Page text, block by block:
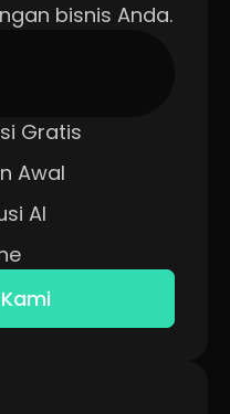
bisnis Anda.
Gratis
Awal
AI